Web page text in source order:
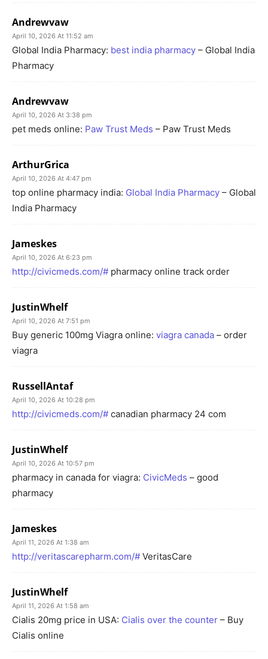
Andrewvaw
April 10, 2026 At 11:52 am
Global India Pharmacy: best india pharmacy – Global India
Pharmacy
Andrewvaw
April 10, 2026 At 3:38 pm
pet meds online: Paw Trust Meds – Paw Trust Meds
ArthurGrica
April 10, 2026 At 4:47 pm
top online pharmacy india: Global India Pharmacy – Global
India Pharmacy
Jameskes
April 10, 2026 At 6:23 pm
http://civicmeds.com/# pharmacy online track order
JustinWhelf
April 10, 2026 At 7:51 pm
Buy generic 100mg Viagra online: viagra canada – order
viagra
RussellAntaf
April 10, 2026 At 10:28 pm
http://civicmeds.com/# canadian pharmacy 24 com
JustinWhelf
April 10, 2026 At 10:57 pm
pharmacy in canada for viagra: CivicMeds – good
pharmacy
Jameskes
April 11, 2026 At 1:38 am
http://veritascarepharm.com/# VeritasCare
JustinWhelf
April 11, 2026 At 1:58 am
Cialis 20mg price in USA: Cialis over the counter – Buy
Cialis online